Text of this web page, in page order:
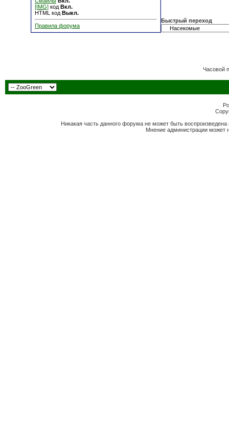
[IMG] код Вкл.
HTML код Выкл.
Правила форума
Быстрый переход
Часовой
Никакая часть данного форума не может быть
Мнение администрации может